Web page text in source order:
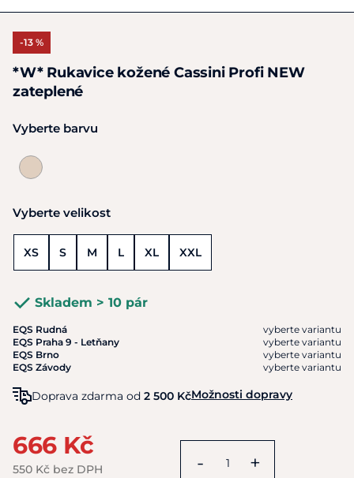
-13 %
*W* Rukavice kožené Cassini Profi NEW
zateplené
Vyberte barvu
Vyberte velikost
XS S M L XL XXL
Skladem > 10 pár
EQS Rudná
vyberte variantu
EQS Praha 9 - Letňany
vyberte variantu
EQS Brno
vyberte variantu
EQS Závody
vyberte variantu
Doprava zdarma od 2 500 KčMožnosti dopravy
666 Kč
550 Kč bez DPH - +